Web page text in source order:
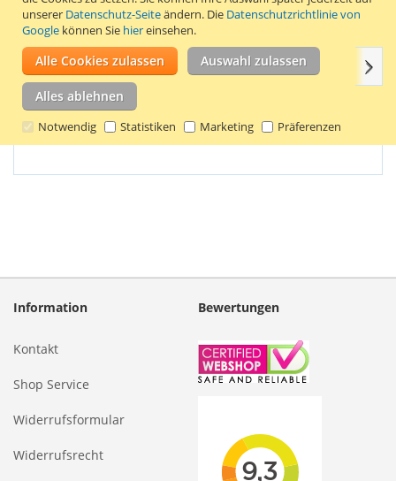
unserer Datenschutz-Seiteändern. Die Datenschutzrichtlinie von
Google können Sie hiereinsehen.
Alle Cookies zulassen Auswahl zulassen
Alles ablehnen
Notwendig Statistiken Marketing Präferenzen
6D / 7D. Kapazität: 1600 mAh / 11,8 Wh.
Einzelheiten Produkteigenschaften Bewertungen
Akkutyp: Li-Ionen-Akku.
Information
Kontakt
Shop Service
Widerrufsformular
Widerrufsrecht
Bewertungen